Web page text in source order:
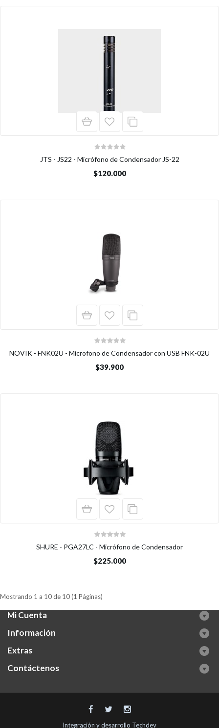
JTS - JS22 - Micrófono de Condensador JS-22
$120.000
NOVIK - FNK02U - Microfono de Condensador con USB FNK-02U
$39.900
SHURE - PGA27LC - Micrófono de Condensador
$225.000
Mostrando 1 a 10 de 10 (1 Páginas)
Mi Cuenta
Información
Extras
Contáctenos
Integración y desarrollo Techdev